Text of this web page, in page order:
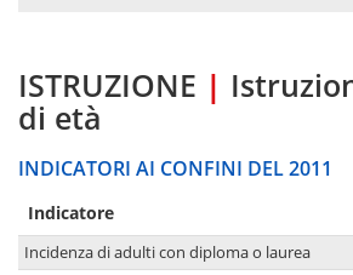
ISTRUZIONE |
di età
INDICATORI AI CONFINI DEL 2011
Indicatore
Incidenza di adulti con diploma o laurea